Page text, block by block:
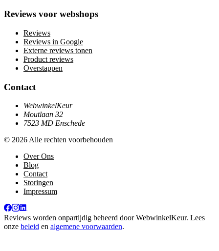
Reviews voor webshops
Reviews
Reviews in Google
Externe reviews tonen
Product reviews
Overstappen
Contact
WebwinkelKeur
Moutlaan 32
7523 MD Enschede
© 2026 Alle rechten voorbehouden
Over Ons
Blog
Contact
Storingen
Impressum
Reviews worden onpartijdig beheerd doorWebwinkelKeur. Lees
onze beleid en algemene voorwaarden.